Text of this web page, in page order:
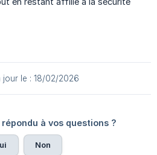
jour le : 18/02/2026
à vos questions ?
Non